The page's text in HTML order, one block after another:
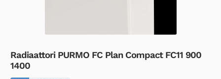
Radiaattori PURMO FC Plan Compact FC11 900
1400